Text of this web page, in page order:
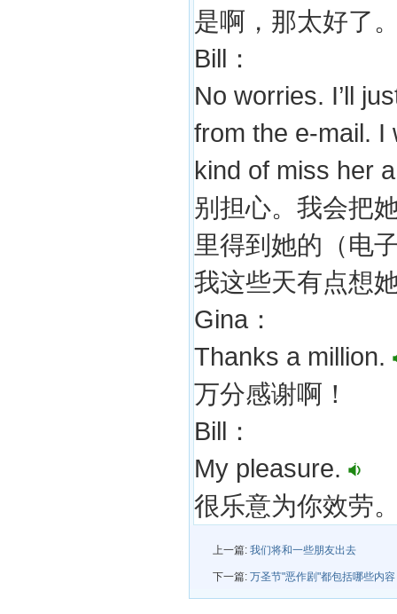
是啊，那太好了
Bill：
No worries. I’ll
from the e-mail. I
kind of miss her
别担心。我会把
里得到她的（电
我这些天有点想
Gina：
Thanks a million.
万分感谢啊！
Bill：
My pleasure.
很乐意为你效劳
上一篇: 我们将和一些朋友出去
下一篇: 万圣节"恶作剧"都包括哪些内